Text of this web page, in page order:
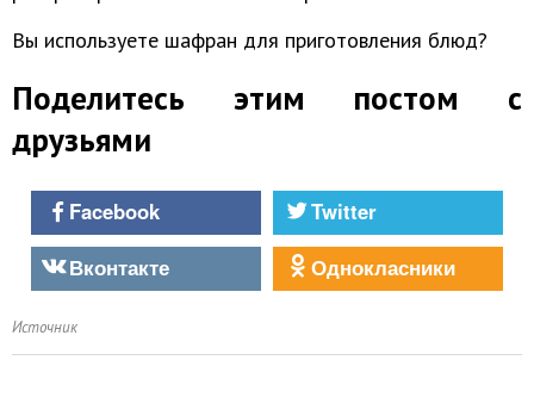
Вы используете шафран для приготовления блюд?
Поделитесь этим постом с
друзьями
Facebook
Twitter
Вконтакте
Однокласники
Источник